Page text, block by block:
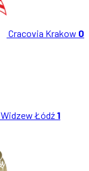
Cracovia Krakow 0
Widzew Łódź 1